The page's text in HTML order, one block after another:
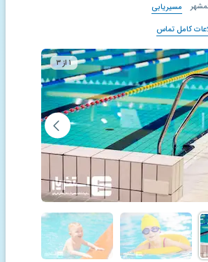
مسیریابی
کامل تماس
۱ از ۳